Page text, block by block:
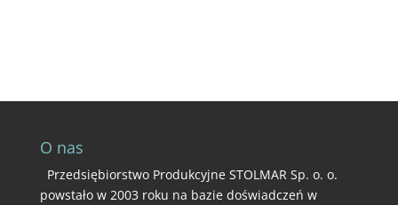
O nas
Przedsiębiorstwo Produkcyjne STOLMAR Sp. o. o.
powstało w 2003 roku na bazie doświadczeń w